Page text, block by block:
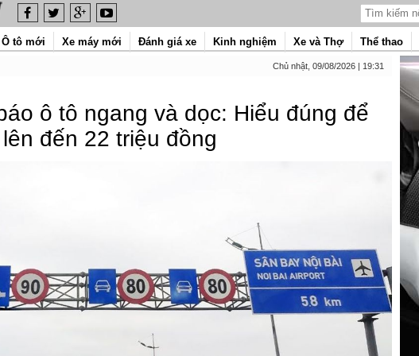
Ô tô mới Xe máy mới Đánh giá xe Kinh nghiệm Xe và Thợ Thể thao
Chủ nhật, 09/08/2026 | 19:31
ô tô ngang và dọc: Hiểu đúng để
đến 22 triệu đồng